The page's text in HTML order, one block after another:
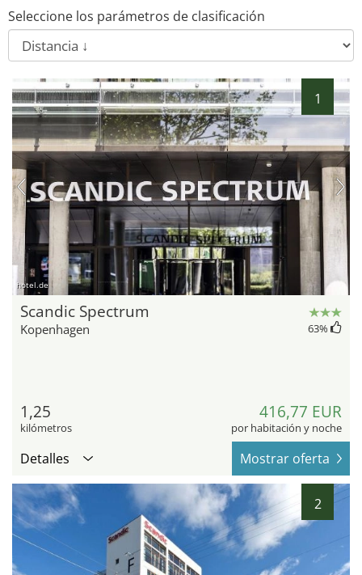
Seleccione los parámetros de clasificación
1
hotel.de
Scandic Spectrum
Kopenhagen 63%
1,25
kilómetros
416,77 EUR
por habitación y noche
Detalles Mostrar oferta
2